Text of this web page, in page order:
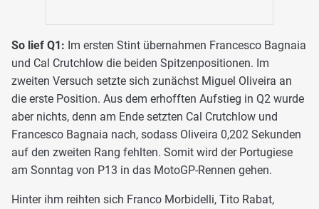
So lief Q1: Im ersten Stint übernahmen Francesco Bagnaia
und Cal Crutchlow die beiden Spitzenpositionen. Im
zweiten Versuch setzte sich zunächst Miguel Oliveira an
die erste Position. Aus dem erhofften Aufstieg in Q2 wurde
aber nichts, denn am Ende setzten Cal Crutchlow und
Francesco Bagnaia nach, sodass Oliveira 0,202 Sekunden
auf den zweiten Rang fehlten. Somit wird der Portugiese
am Sonntag von P13 in das MotoGP-Rennen gehen.
Hinter ihm reihten sich Franco Morbidelli, Tito Rabat,